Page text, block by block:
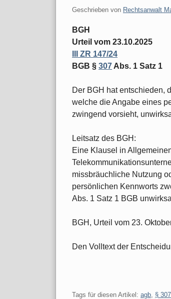
Geschrieben von Rechtsanwalt
BGH
Urteil vom 23.10.2025
III ZR 147/24
BGB § 307 Abs. 1 Satz 1
Der BGH hat entschieden,
welche die Angabe eines
zwingend vorsieht,
Leitsatz des BGH:
Eine Klausel in
missbräuchliche Nutzung
persönlichen Kennworts
Abs. 1 Satz 1 BGB
BGH, Urteil vom 23.
Den Volltext der
Tags für diesen Artikel: agb §